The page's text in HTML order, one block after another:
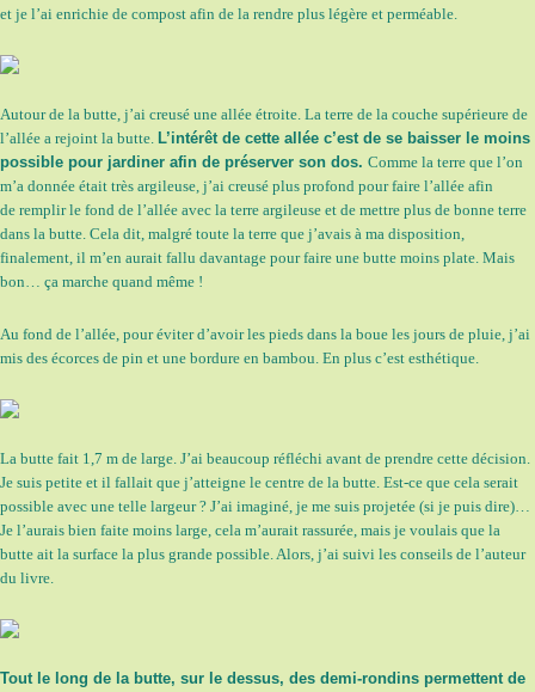
et je l’ai enrichie de compost afin de la rendre plus légère et perméable.
Autour de la butte, j’ai creusé une allée étroite. La terre de la couche supérieure de
l’allée a rejoint la butte. L’intérêt de cette allée c’est de se baisser le moins
possible pour jardiner afin de préserver son dos. Comme la terre que l’on
m’a donnée était très argileuse, j’ai creusé plus profond pour faire l’allée afin
de remplir le fond de l’allée avec la terre argileuse et de mettre plus de bonne terre
dans la butte. Cela dit, malgré toute la terre que j’avais à ma disposition,
finalement, il m’en aurait fallu davantage pour faire une butte moins plate. Mais
bon… ça marche quand même !
Au fond de l’allée, pour éviter d’avoir les pieds dans la boue les jours de pluie, j’ai
mis des écorces de pin et une bordure en bambou. En plus c’est esthétique.
La butte fait 1,7 m de large. J’ai beaucoup réfléchi avant de prendre cette décision.
Je suis petite et il fallait que j’atteigne le centre de la butte. Est-ce que cela serait
possible avec une telle largeur ? J’ai imaginé, je me suis projetée (si je puis dire)…
Je l’aurais bien faite moins large, cela m’aurait rassurée, mais je voulais que la
butte ait la surface la plus grande possible. Alors, j’ai suivi les conseils de l’auteur
du livre.
Tout le long de la butte, sur le dessus, des demi-rondins permettent de